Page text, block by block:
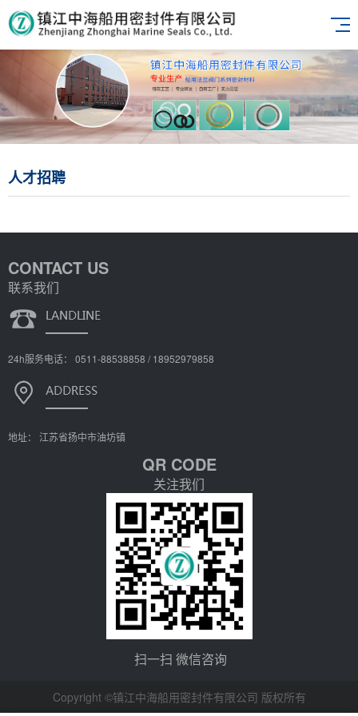
人才招聘
CONTACT US
联系我们
24h服务电话： 0511-88538858 / 18952979858
地址： 江苏省扬中市油坊镇
QR CODE
关注我们
扫一扫 微信咨询
Copyright ©镇江中海船用密封件有限公司 版权所有